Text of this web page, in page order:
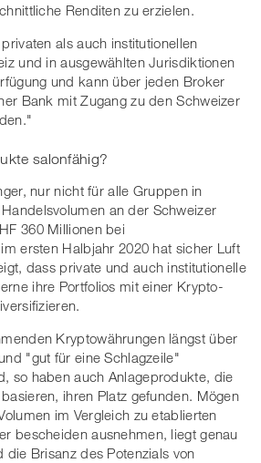
Renditen zu erzielen.
als auch institutionellen
und in ausgewählten Jurisdiktionen
und kann über jeden Broker
Bank mit Zugang zu den Schweizer
salonfähig?
nur nicht für alle Gruppen in
an der Schweizer
360 Millionen bei
im ersten Halbjahr 2020 hat sicher Luft
dass private und auch institutionelle
ihre Portfolios mit einer Krypto-
Kryptowährungen längst über
"gut für eine Schlagzeile"
so haben auch Anlageprodukte, die
ihren Platz gefunden. Mögen
im Vergleich zu etablierten
bescheiden ausnehmen, liegt genau
die Brisanz des Potenzials von